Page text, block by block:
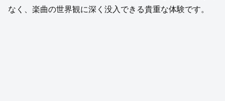
なく、楽曲の世界観に深く没入できる貴重な体験です。